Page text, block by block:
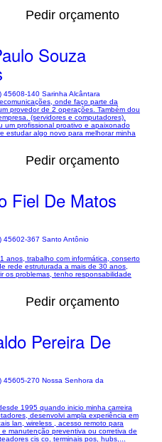
Pedir orçamento
Souza
45608-140 Sarinha Alcântara
onde faço parte da
provedor de 2 operações. Também dou
(servidores e computadores).
um profissional proativo e apaixonado
estudar algo novo para melhorar minha
Pedir orçamento
Fiel De Matos
45602-367 Santo Antônio
anos, trabalho com informática, conserto
rede estruturada a mais de 30 anos,
os problemas, tenho responsabilidade
Pedir orçamento
Pereira De
45605-270 Nossa Senhora da
1995 quando inicio minha carreira
desenvolvi ampla experiência em
lan, wireless , acesso remoto para
manutenção preventiva ou corretiva de
cis co, terminais pos, hubs,...